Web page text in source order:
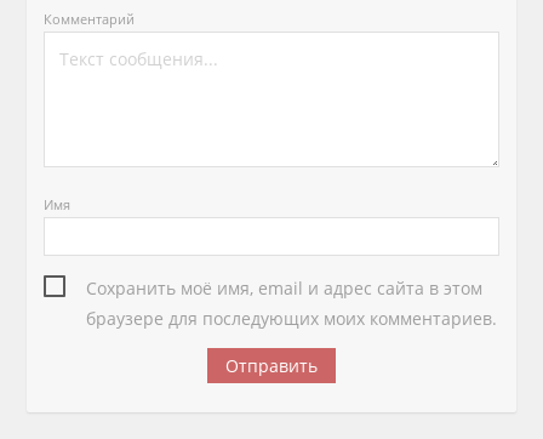
Комментарий
Имя
Сохранить моё имя, email и адрес сайта в этом
браузере для последующих моих комментариев.